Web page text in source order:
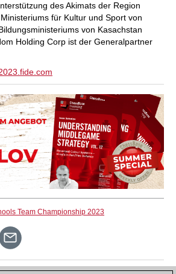
des Akimats der Region
für Kultur und Sport von
von Kasachstan
Holding Corp ist der Generalpartner
Team Championship 2023